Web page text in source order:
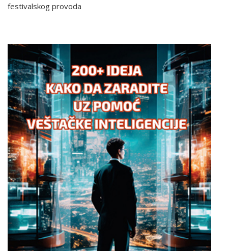
festivalskog provoda